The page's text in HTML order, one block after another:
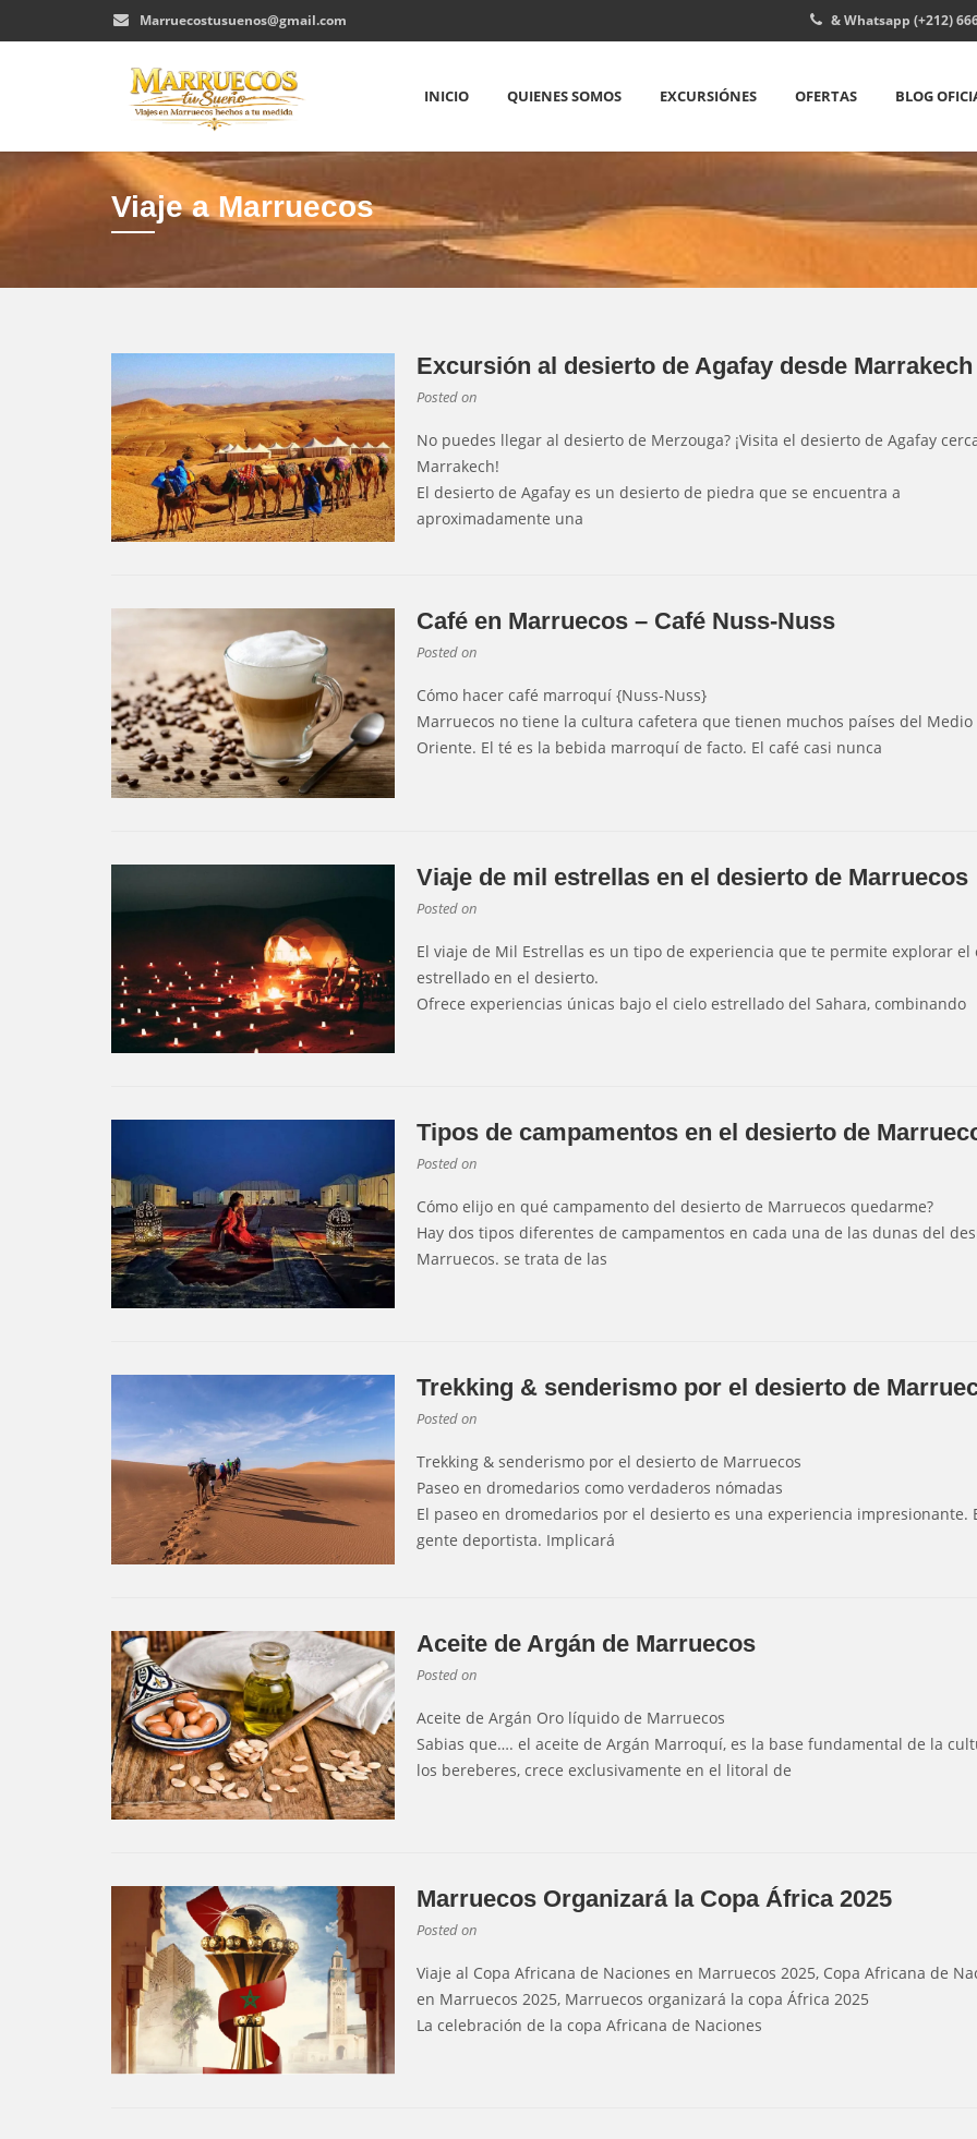
Marruecostusuenos@gmail.com & Whatsapp (+212)
INICIO QUIENES SOMOS EXCURSIÓNES OFERTAS BLOG
Viaje a Marruecos
Excursión al desierto de Agafay desde Marrakech
Posted on
No puedes llegar al desierto de Merzouga? ¡Visita el desierto de Agafay
Marrakech!
El desierto de Agafay es un desierto de piedra que se encuentra a
aproximadamente una
Café en Marruecos – Café Nuss-Nuss
Posted on
Cómo hacer café marroquí {Nuss-Nuss}
Marruecos no tiene la cultura cafetera que tienen muchos países del Medio
Oriente. El té es la bebida marroquí de facto. El café casi nunca
Viaje de mil estrellas en el desierto de Marruecos
Posted on
El viaje de Mil Estrellas es un tipo de experiencia que te permite explorar el
estrellado en el desierto.
Ofrece experiencias únicas bajo el cielo estrellado del Sahara, combinando
Tipos de campamentos en el desierto de
Posted on
Cómo elijo en qué campamento del desierto de Marruecos quedarme?
Hay dos tipos diferentes de campamentos en cada una de las dunas del
Marruecos. se trata de las
Trekking & senderismo por el desierto de
Posted on
Trekking & senderismo por el desierto de Marruecos
Paseo en dromedarios como verdaderos nómadas
El paseo en dromedarios por el desierto es una experiencia impresionante.
gente deportista. Implicará
Aceite de Argán de Marruecos
Posted on
Aceite de Argán Oro líquido de Marruecos
Sabias que…. el aceite de Argán Marroquí, es la base fundamental de la
los bereberes, crece exclusivamente en el litoral de
Marruecos Organizará la Copa África 2025
Posted on
Viaje al Copa Africana de Naciones en Marruecos 2025, Copa Africana de
en Marruecos 2025, Marruecos organizará la copa África 2025
La celebración de la copa Africana de Naciones